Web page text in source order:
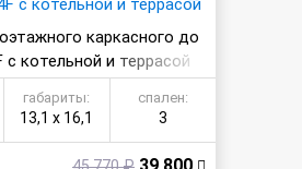
каркасного до
с котельной и террасой
габариты:
13,1 х 16,1
спален:
3